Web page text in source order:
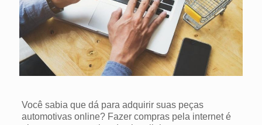
Você sabia que dá para adquirir suas peças
automotivas online? Fazer compras pela internet é